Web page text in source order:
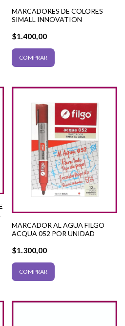
MARCADORES DE COLORES
SIMALL INNOVATION
$1.400,00
MARCADOR AL AGUA FILGO
ACQUA 052 POR UNIDAD
$1.300,00
COMPRAR